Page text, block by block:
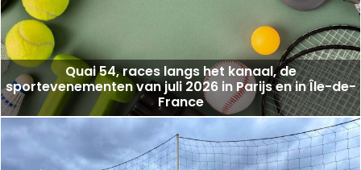
Quai 54, races langs het kanaal, de
sportevenementen van juli 2026 in Parijs en in Île-de-
France